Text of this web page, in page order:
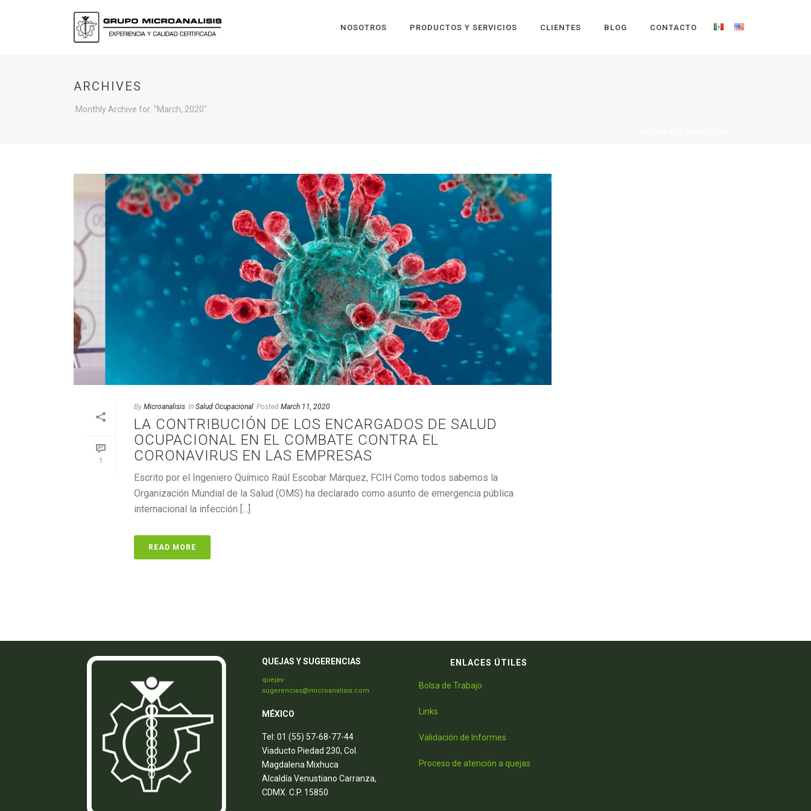
NOSOTROS PRODUCTOS Y SERVICIOS CLIENTES BLOG CONTACTO
ARCHIVES
Monthly Archive for: "March, 2020"
1
By Microanalisis In Salud Ocupacional Posted March 11, 2020
LA CONTRIBUCIÓN DE LOS ENCARGADOS DE SALUD
OCUPACIONAL EN EL COMBATE CONTRA EL
CORONAVIRUS EN LAS EMPRESAS
Escrito por el Ingeniero Químico Raúl Escobar Márquez, FCIH Como todos sabemos la
Organización Mundial de la Salud (OMS) ha declarado como asunto de emergencia pública
internacional la infección [...]
READ MORE
QUEJAS Y SUGERENCIAS
quejas-
sugerencias@microanalisis.com
MÉXICO
Tel: 01 (55) 57-68-77-44
Viaducto Piedad 230, Col.
Magdalena Mixhuca
Alcaldía Venustiano Carranza,
CDMX. C.P. 15850
ENLACES ÚTILES
Bolsa de Trabajo
Links
Validación de Informes
Proceso de atención a quejas